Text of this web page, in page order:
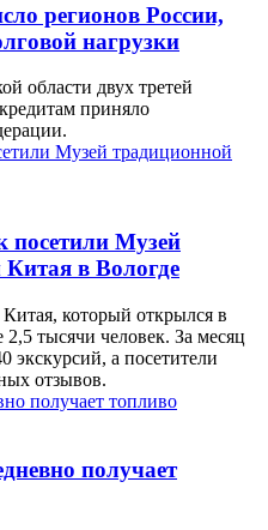
регионов России,
нагрузки
области двух третей
приняло
посетили Музей
в Вологде
который открылся в
тысячи человек. За месяц
экскурсий, а посетители
отзывов.
получает